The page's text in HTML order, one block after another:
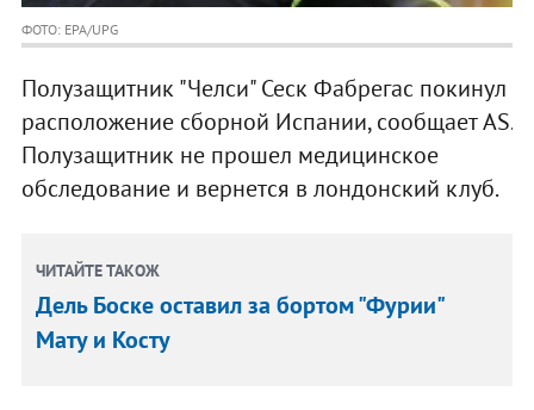
ФОТО: EPA/UPG
Полузащитник "Челси" Сеск Фабрегас покинул
расположение сборной Испании, сообщает AS.
Полузащитник не прошел медицинское
обследование и вернется в лондонский клуб.
ЧИТАЙТЕ ТАКОЖ
Дель Боске оставил за бортом "Фурии"
Мату и Косту